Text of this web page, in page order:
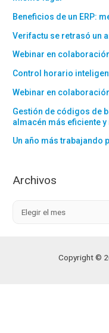
Beneficios de un ERP:
Verifactu se retrasó un
Webinar en
Control horario
Webinar en
Gestión de códigos de
almacén más eficiente y
Un año más trabajando
Archivos
Copyright ©